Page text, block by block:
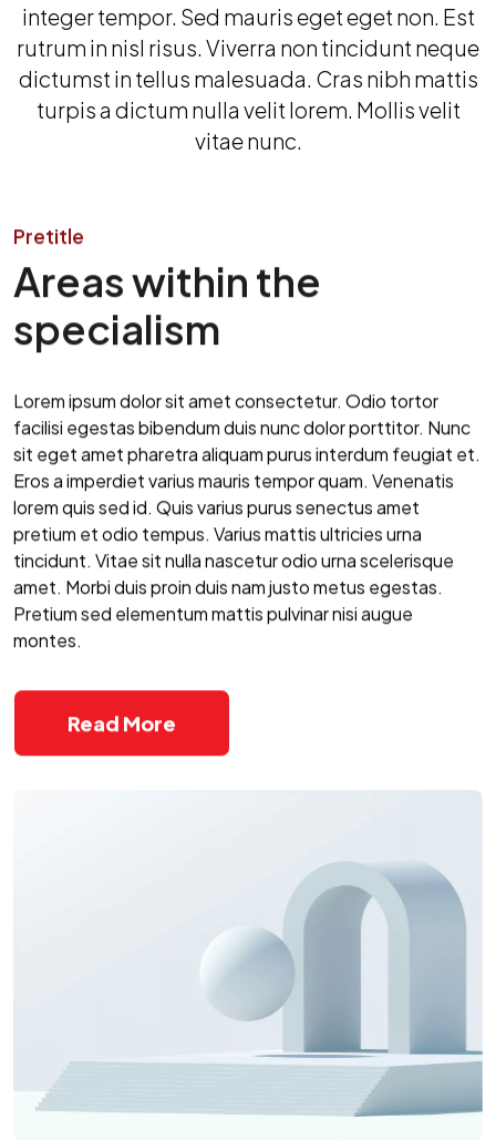
integer tempor. Sed mauris eget eget non. Est
rutrum in nisl risus. Viverra non tincidunt neque
dictumst in tellus malesuada. Cras nibh mattis
turpis a dictum nulla velit lorem. Mollis velit
vitae nunc.
Pretitle
Areas within the
specialism
Lorem ipsum dolor sit amet consectetur. Odio tortor
facilisi egestas bibendum duis nunc dolor porttitor. Nunc
sit eget amet pharetra aliquam purus interdum feugiat et.
Eros a imperdiet varius mauris tempor quam. Venenatis
lorem quis sed id. Quis varius purus senectus amet
pretium et odio tempus. Varius mattis ultricies urna
tincidunt. Vitae sit nulla nascetur odio urna scelerisque
amet. Morbi duis proin duis nam justo metus egestas.
Pretium sed elementum mattis pulvinar nisi augue
montes.
Read More